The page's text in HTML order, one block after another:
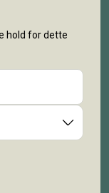
hold for dette